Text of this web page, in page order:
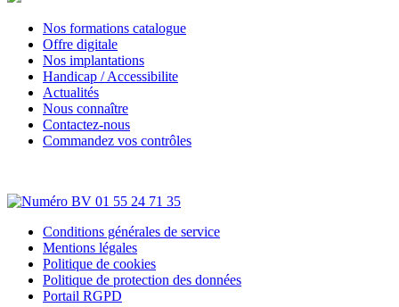
Nos formations catalogue
Offre digitale
Nos implantations
Handicap / Accessibilite
Actualités
Nous connaître
Contactez-nous
Commandez vos contrôles
Conditions générales de service
Mentions légales
Politique de cookies
Politique de protection des données
Portail RGPD